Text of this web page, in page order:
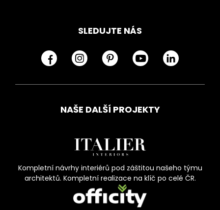
SLEDUJTE NÁS
NAŠE DALŠÍ PROJEKTY
Kompletní návrhy interiérů pod záštitou našeho týmu
architektů. Kompletní realizace na klíč po celé ČR.